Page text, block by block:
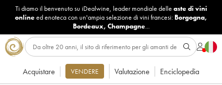
Ti diamo il benvenuto su iDealwine, leader mondiale delle aste di vini
onlineed enoteca con un'ampia selezione di vini francesi: Borgogna,
Bordeaux, Champagne...
Acquistare VENDERE Valutazione Enciclopedia